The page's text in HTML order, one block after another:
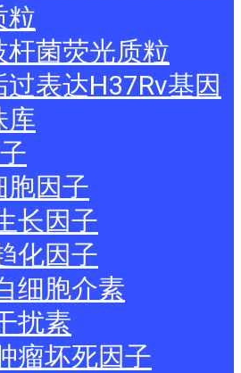
粒
杆菌荧光质粒
过表达H37Rv基因
库
胞因子
长因子
化因子
细胞介素
扰素
瘤坏死因子